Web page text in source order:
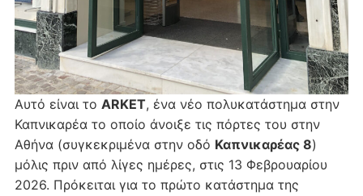
Αυτό είναι το ARKET, ένα νέο πολυκατάστημα στην
Καπνικαρέα το οποίο άνοιξε τις πόρτες του στην
Αθήνα (συγκεκριμένα στην οδό Καπνικαρέας 8)
μόλις πριν από λίγες ημέρες, στις 13 Φεβρουαρίου
2026. Πρόκειται για το πρώτο κατάστημα της